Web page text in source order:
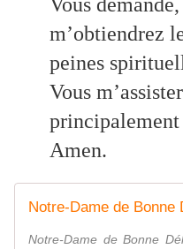
m’obtiendrez
peines
Vous
principalement
Amen.
Notre-Dame de Bonne
Notre-Dame de Bonne